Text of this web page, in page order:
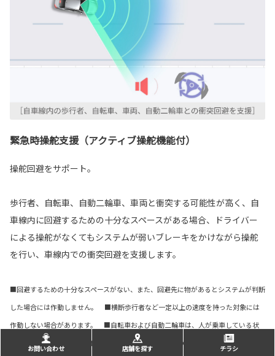
緊急時操舵支援（アクティブ操舵機能付）
操舵回避をサポート。
歩行者、自転車、自動二輪車、車両と衝突する可能性が高く、自
車線内に回避するための十分なスペースがある場合、ドライバー
による操舵がなくてもシステムが弱いブレーキをかけながら操舵
を行い、車線内での衝突回避を支援します。
■回避するための十分なスペースがない、また、回避先に物があるとシステムが判断
した場合には作動しません。 ■横断歩行者など一定以上の速度を持った対象には
作動しない場合があります。 ■自転車および自動二輪車は、人が乗車している状
態が対象です。 ■写真は作動イメージです。 ■写真のカメラ・レーダーの検知範
お問い合わせ 店舗を探す チラシ